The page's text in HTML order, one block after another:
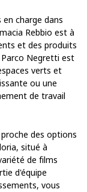
charge dans
Rebbio est à
et des produits
Negretti est
verts et
ou une
de travail
des options
situé à
de films
d'équipe
vous